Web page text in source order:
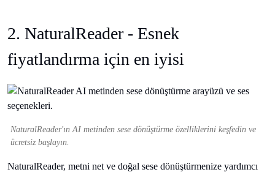
2. NaturalReader - Esnek
fiyatlandırma için en iyisi
NaturalReader'ın AI metinden sese dönüştürme özelliklerini keşfedin ve
ücretsiz başlayın.
NaturalReader, metni net ve doğal sese dönüştürmenize yardımcı